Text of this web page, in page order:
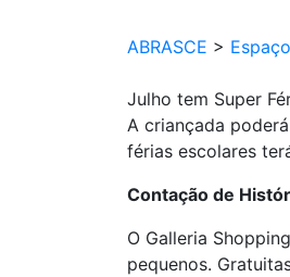
ABRASCE >
Julho tem Super
A criançada
férias escolares
Contação de
O Galleria
pequenos.